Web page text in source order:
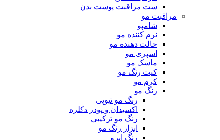
ست مراقبت پوست بدن
مراقبت مو
شامپو
نرم کننده مو
حالت دهنده مو
اسپری مو
ماسک مو
کیت رنگ مو
کرم مو
رنگ مو
رنگ مو تیوپی
اکسیدان و پودر دکلره
رنگ مو ترکیبی
ابزار رنگ مو
رنگ ابرو